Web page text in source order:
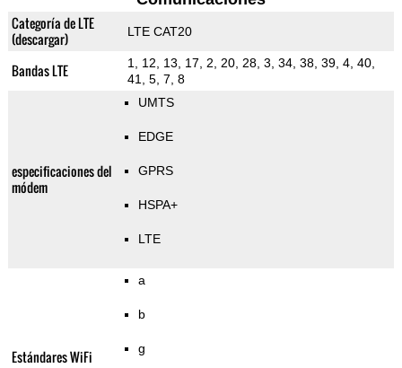
Categoría de LTE
(descargar)
LTE CAT20
Bandas LTE
1, 12, 13, 17, 2, 20, 28, 3, 34, 38, 39, 4, 40,
41, 5, 7, 8
especificaciones del
módem
UMTS
EDGE
GPRS
HSPA+
LTE
Estándares WiFi
a
b
g